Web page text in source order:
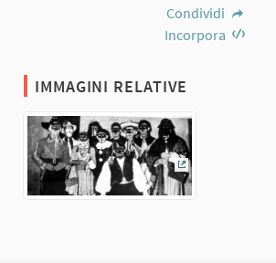
Condividi
Incorpora
IMMAGINI RELATIVE
(Collegamento